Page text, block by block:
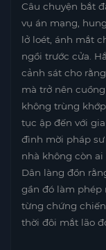
Câu chuyện bắt
vụ án mạng,
lở loét, ánh mắt
ngồi trước cửa.
cảnh sát cho
mà trở nên
không trùng
tục ập đến với
đình mời pháp
nhà không còn ai
Dân làng đồn
gần đó làm phép
từng chứng
thời đôi mắt lão